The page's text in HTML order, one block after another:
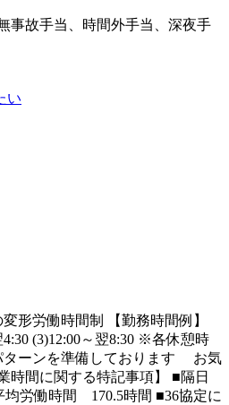
事故手当、時間外手当、深夜手
い
形労働時間制 【勤務時間例】
4:30 (3)12:00～翌8:30 ※各休憩時
ターンを準備しております お気
時間に関する特記事項】 ■隔日
労働時間 170.5時間 ■36協定に